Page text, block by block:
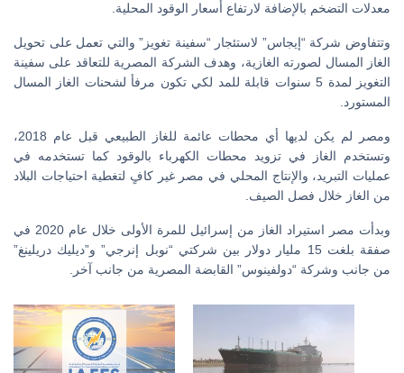
معدلات التضخم بالإضافة لارتفاع أسعار الوقود المحلية.
وتتفاوض شركة “إيجاس” لاستئجار “سفينة تغويز” والتي تعمل على تحويل
الغاز المسال لصورته الغازية، وهدف الشركة المصرية للتعاقد على سفينة
التغويز لمدة 5 سنوات قابلة للمد لكي تكون مرفأ لشحنات الغاز المسال
المستورد.
ومصر لم يكن لديها أي محطات عائمة للغاز الطبيعي قبل عام 2018،
وتستخدم الغاز في تزويد محطات الكهرباء بالوقود كما تستخدمه في
عمليات التبريد، والإنتاج المحلي في مصر غير كافٍ لتغطية احتياجات البلاد
من الغاز خلال فصل الصيف.
وبدأت مصر استيراد الغاز من إسرائيل للمرة الأولى خلال عام 2020 في
صفقة بلغت 15 مليار دولار بين شركتي “نوبل إنرجي” و”ديليك دريلينغ”
من جانب وشركة “دولفينوس” القابضة المصرية من جانب آخر.